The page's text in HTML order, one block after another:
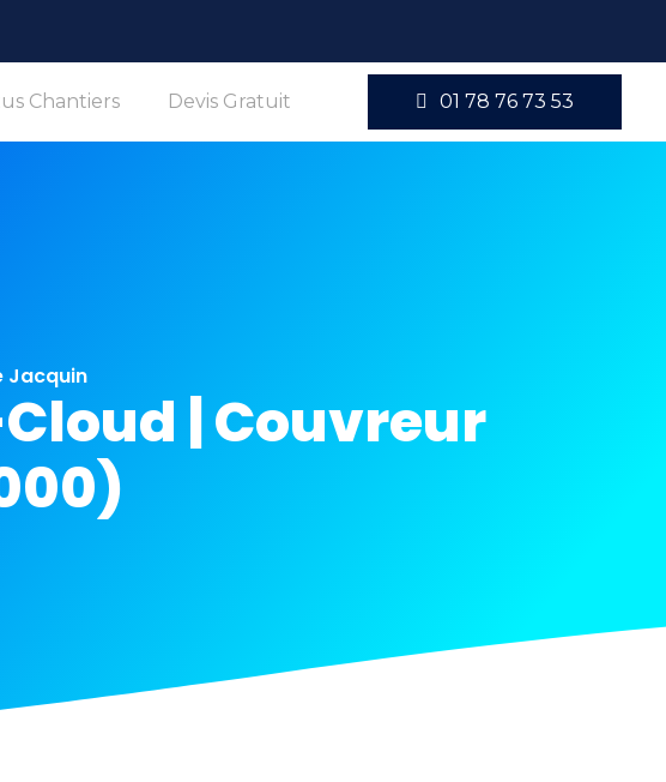
Chantiers Devis Gratuit 01 78 76 73 53
Jacquin
| Couvreur